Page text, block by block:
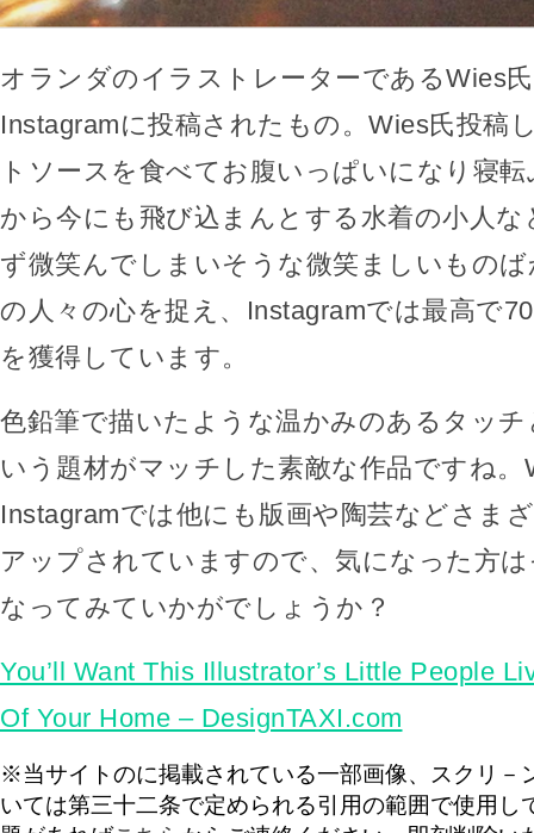
オランダのイラストレーターであるWies
Instagramに投稿されたもの。Wies氏投稿
トソースを食べてお腹いっぱいになり寝
から今にも飛び込まんとする水着の小人
ず微笑んでしまいそうな微笑ましいもの
の人々の心を捉え、Instagramでは最高で
を獲得しています。
色鉛筆で描いたような温かみのあるタッ
いう題材がマッチした素敵な作品ですね。
Instagramでは他にも版画や陶芸などさま
アップされていますので、気になった方
なってみていかがでしょうか？
You’ll Want This Illustrator’s Little People
Of Your Home – DesignTAXI.com
※当サイトのに掲載されている一部画像、スクリ－
いては第三十二条で定められる引用の範囲で使用し